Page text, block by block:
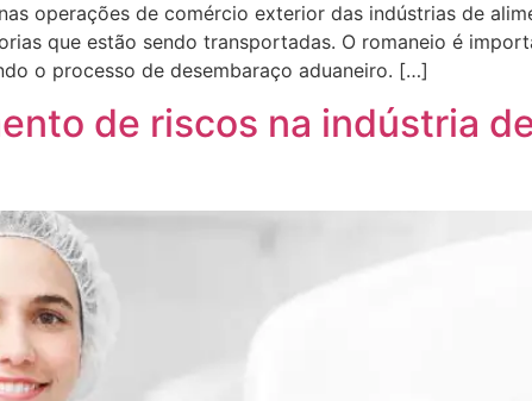
operações de comércio exterior das indústrias de
que estão sendo transportadas. O romaneio é
o processo de desembaraço aduaneiro. […]
de riscos na indústria